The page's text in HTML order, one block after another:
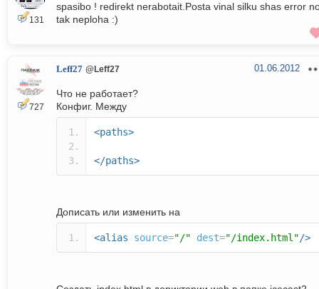
131
spasibo ! redirekt nerabotait.Posta vinal silku shas error
tak neploha :)
727
Leff27 @Leff27 01.06.2012
Что не работает?
Конфиг. Между
<paths>
</paths>
Дописать или изменить на
<alias source="/" dest="/index.html"/>